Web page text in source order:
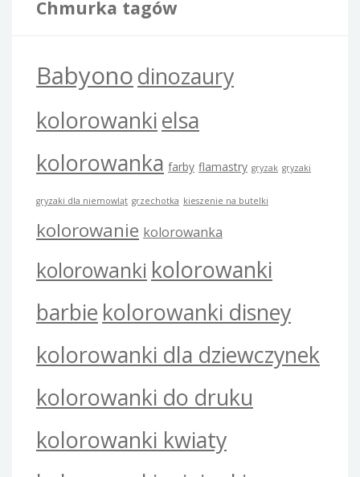
Chmurka tagów
Babyonodinozaury
kolorowankielsa
kolorowanka farby flamastry gryzak gryzaki
gryzaki dla niemowląt grzechotka kieszenie na butelki
kolorowanie kolorowanka
kolorowanki kolorowanki
barbie kolorowanki disney
kolorowanki dla dziewczynek
kolorowanki do druku
kolorowanki kwiaty